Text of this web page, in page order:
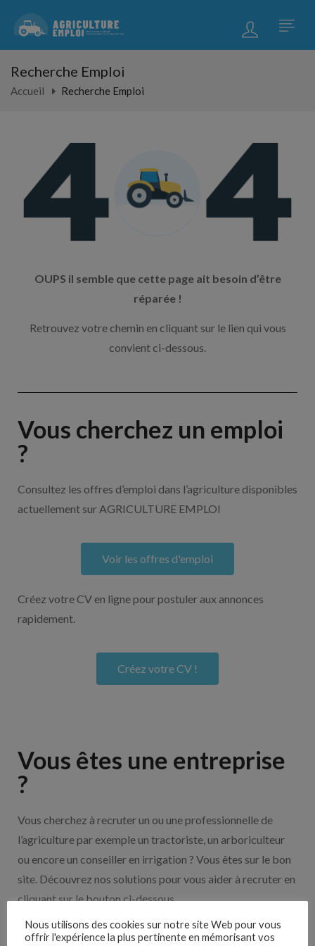
Recherche Emploi
Accueil Recherche Emploi
OUPS il semble que cette page ait besoin d’être
réparée !
Retrouvez votre chemin en cliquant sur le lien qui vous
convient ci-dessous.
Vous cherchez un emploi
?
Consultez les offres d’emploi dans l’agriculture disponibles
actuellement sur AGRICULTURE EMPLOI
Voir les offres d'emploi
Créez votre CV en ligne pour postuler aux annonces
rapidement.
Créez votre CV !
Vous êtes une entreprise
?
Vous cherchez à recruter un ou une professionnelle de
l’agriculture par exemple un tractoriste, un arboriculteur
ou encore un conseiller en irrigation ? Vous êtes sur le bon
site. Découvrez nos solutions pour vous aider à recruter en
cliquant sur le bouton ci-dessous.
Nos solutions entreprises
Nous utilisons des cookies sur notre site Web pour vous
offrir l'expérience la plus pertinente en mémorisant vos